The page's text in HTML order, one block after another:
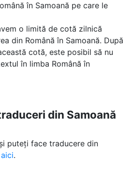
în Samoană pe care le
o limită de cotă zilnică
din Română în Samoană. După
cotă, este posibil să nu
în limba Română în
din Samoană
puteți face traducere din
aici.